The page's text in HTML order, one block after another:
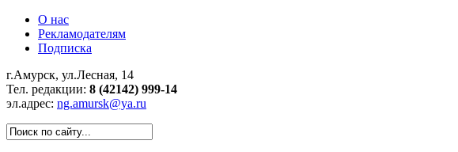
О нас
Рекламодателям
Подписка
г.Амурск, ул.Лесная, 14
Тел. редакции: 8 (42142) 999-14
эл.адрес: ng.amursk@ya.ru